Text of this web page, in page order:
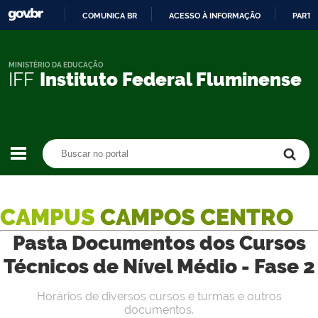
CONTEÚDO
COMUNICA BR ACESSO À INFORMAÇÃO
IFF Instituto Federal Fluminense
MINISTÉRIO DA EDUCAÇÃO
CAMPUS CAMPOS CENTRO
Pasta Documentos dos Cursos
Técnicos de Nível Médio - Fase 2
Horários de diversos cursos e turmas e outros
documentos.